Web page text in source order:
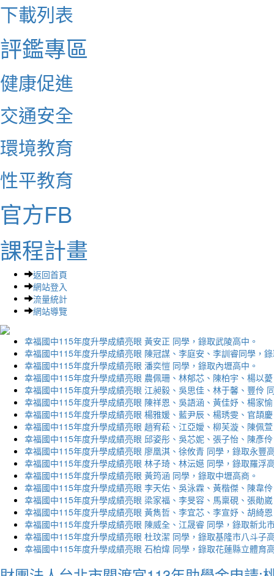
下載列表
評鑑專區
健康促進
交通安全
環境教育
性平教育
官方FB
課程計畫
返回首頁
網站登入
流量統計
網站導覽
幸福國中115年度升學成績亮眼 黃安正 同學，錄取武陵高中。
幸福國中115年度升學成績亮眼 陳冠謀、李庭安、李訓睿同學，
幸福國中115年度升學成績亮眼 潘奕愷 同學，錄取內壢高中。
幸福國中115年度升學成績亮眼 農佩珊、林郁芯、陳柏宇、楊以
幸福國中115年度升學成績亮眼 江昶毅、吳思佳、林于馨、豐伶
幸福國中115年度升學成績亮眼 陳祥恩、吳語涵、黃佳妤、楊家
幸福國中115年度升學成績亮眼 楊雅媛、藍尹辰、楊琇雯、官頡
幸福國中115年度升學成績亮眼 趙宥菘、江亞嬡、柳芙漩、陳佩
幸福國中115年度升學成績亮眼 邱姿彤、吳芯妮、張子怡、陳彥
幸福國中115年度升學成績亮眼 廖凰淇、徐攸青 同學，錄取永豐
幸福國中115年度升學成績亮眼 林子琦、林沄嬨 同學，錄取羅浮
幸福國中115年度升學成績亮眼 黃筠涵 同學，錄取中壢高商。
幸福國中115年度升學成績亮眼 李天佑、吳泳霖、黃楷傑、陳韋
幸福國中115年度升學成績亮眼 梁家福、李旻容、馬稟硯、張勛
幸福國中115年度升學成績亮眼 黃雋哲、李宜芯、李宣妤、胡綺
幸福國中115年度升學成績亮眼 陳威全、江晟睿 同學，錄取新北
幸福國中115年度升學成績亮眼 杜玟潔 同學，錄取基隆市八斗子
幸福國中115年度升學成績亮眼 石柏煒 同學，錄取花蓮縣立體育